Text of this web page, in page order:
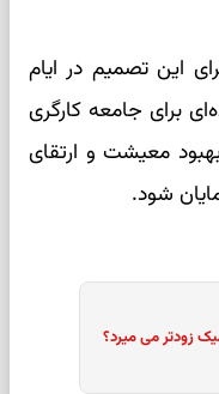
این تصمیم در ایام
برای جامعه کارگری
معیشت و ارتقای
شود.
زودتر می میرد؟